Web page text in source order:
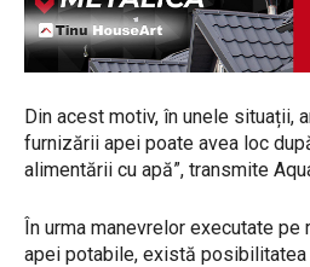
Din acest motiv, în unele situații,
furnizării apei poate avea loc
alimentării cu apă”, transmite
În urma manevrelor executate
apei potabile, există